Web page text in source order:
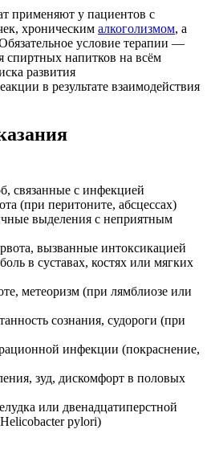
применяют у пациентов с
хроническим алкоголизмом, а
условие терапии —
спиртных напитков на всём
развития
в результате взаимодействия
связанные с инфекцией
(при перитоните, абсцессах)
выделения с неприятным
вызванные интоксикацией
в суставах, костях или мягких
метеоризм (при лямблиозе или
сознания, судороги (при
инфекции (покраснение,
зуд, дискомфорт в половых
или двенадцатиперстной
pylori)